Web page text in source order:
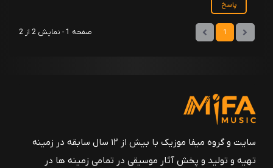
پاسخ
1 صفحه 1 - نمایش 2 از 2
سایت و گروه میفا موزیک با بیش از ۱۲ سال سابقه در زمینه
تهیه و تولید و پخش آثار موسیقی در تمامی زمینه ها در